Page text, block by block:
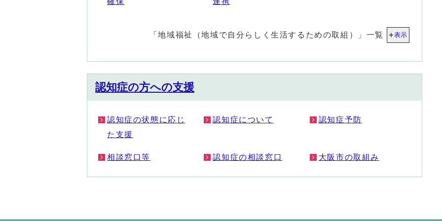
「地域福祉（地域で自分らしく生活するための取組）」一覧 表示
認知症の方への支援
認知症の状態に応じ
た支援
認知症について 認知症予防
相談窓口等 認知症の相談窓口 大阪市の取組み